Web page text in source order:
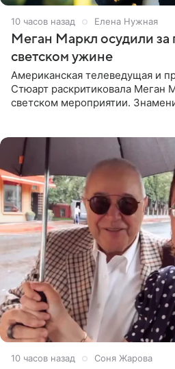
10 часов назад Елена Нужная
Меган Маркл осудили за
светском ужине
Американская телеведущая и
Стюарт раскритиковала Меган
светском мероприятии.
10 часов назад Соня Жарова